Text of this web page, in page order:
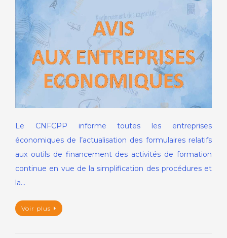
Le CNFCPP informe toutes les entreprises
économiques de l’actualisation des formulaires relatifs
aux outils de financement des activités de formation
continue en vue de la simplification des procédures et
la…
Voir plus